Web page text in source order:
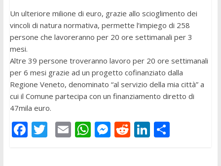
Un ulteriore milione di euro, grazie allo scioglimento dei
vincoli di natura normativa, permette l’impiego di 258
persone che lavoreranno per 20 ore settimanali per 3
mesi.
Altre 39 persone troveranno lavoro per 20 ore settimanali
per 6 mesi grazie ad un progetto cofinanziato dalla
Regione Veneto, denominato “al servizio della mia città” a
cui il Comune partecipa con un finanziamento diretto di
47mila euro.
F T E W M R Li C